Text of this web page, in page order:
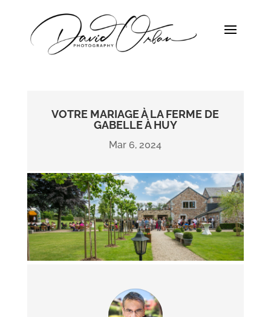
VOTRE MARIAGE À LA FERME DE
GABELLE À HUY
Mar 6, 2024